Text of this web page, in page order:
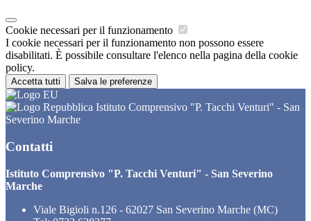
Cookie necessari per il funzionamento
I cookie necessari per il funzionamento non possono essere
disabilitati. È possibile consultare l'elenco nella pagina della cookie
policy.
Accetta tutti Salva le preferenze
Istituto Comprensivo "P. Tacchi Venturi" - San
Severino Marche
Contatti
Istituto Comprensivo "P. Tacchi Venturi" - San Severino
Marche
Viale Bigioli n.126 - 62027 San Severino Marche (MC)